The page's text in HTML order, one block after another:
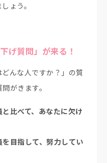
ょう。
げ質問」が来る！
どんな人ですか？」の質
がきます。
比べて、あなたに欠け
目指して、努力してい